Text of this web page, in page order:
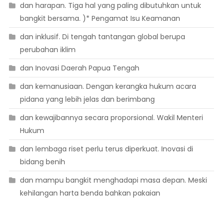
dan harapan. Tiga hal yang paling dibutuhkan untuk
bangkit bersama. )* Pengamat Isu Keamanan
dan inklusif. Di tengah tantangan global berupa
perubahan iklim
dan Inovasi Daerah Papua Tengah
dan kemanusiaan. Dengan kerangka hukum acara
pidana yang lebih jelas dan berimbang
dan kewajibannya secara proporsional. Wakil Menteri
Hukum
dan lembaga riset perlu terus diperkuat. Inovasi di
bidang benih
dan mampu bangkit menghadapi masa depan. Meski
kehilangan harta benda bahkan pakaian